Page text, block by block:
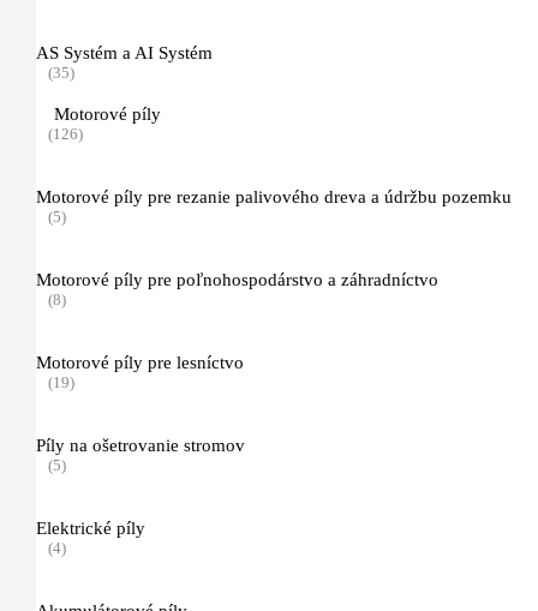
žací list na trávu
(10)
žací list na krovie
Pilový kotúč s dlátovými zubami
Pilový kotúč so špicatými zubami
Pilový kotúč z tvrdokovu
štiepkovaci nôž
Žacie struny
AS Systém a AI Systém
(35)
Motorové píly
(126)
Motorové píly pre rezanie palivového dreva a údržbu pozemku
(5)
Motorové píly pre poľnohospodárstvo a záhradníctvo
(8)
Motorové píly pre lesníctvo
(19)
Píly na ošetrovanie stromov
(5)
Elektrické píly
(4)